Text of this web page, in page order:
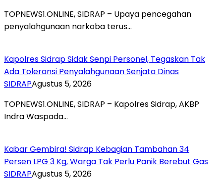
TOPNEWS1.ONLINE, SIDRAP – Upaya pencegahan
penyalahgunaan narkoba terus…
Kapolres Sidrap Sidak Senpi Personel, Tegaskan Tak
Ada Toleransi Penyalahgunaan Senjata Dinas
SIDRAPAgustus 5, 2026
TOPNEWS1.ONLINE, SIDRAP – Kapolres Sidrap, AKBP
Indra Waspada…
Kabar Gembira! Sidrap Kebagian Tambahan 34
Persen LPG 3 Kg, Warga Tak Perlu Panik Berebut Gas
SIDRAPAgustus 5, 2026